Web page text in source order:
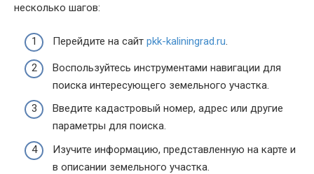
несколько шагов:
Перейдите на сайт pkk-kaliningrad.ru.
Воспользуйтесь инструментами навигации для
поиска интересующего земельного участка.
Введите кадастровый номер, адрес или другие
параметры для поиска.
Изучите информацию, представленную на карте и
в описании земельного участка.